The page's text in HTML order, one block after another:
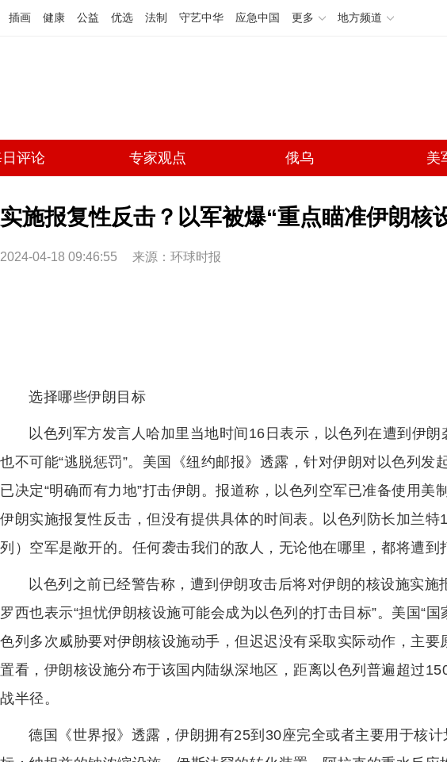
插画 健康 公益 优选 法制 守艺中华 应急中国 更多 地方频道
评论 专家观点 俄乌 美
实施报复性反击？以军被爆“重点瞄准伊朗核
2024-04-18 09:46:55 来源：环球时报
选择哪些伊朗目标
以色列军方发言人哈加里当地时间16日表示，以色列在遭到伊朗
也不可能“逃脱惩罚”。美国《纽约邮报》透露，针对伊朗对以色列发
已决定“明确而有力地”打击伊朗。报道称，以色列空军已准备使用
伊朗实施报复性反击，但没有提供具体的时间表。以色列防长加兰特
列）空军是敞开的。任何袭击我们的敌人，无论他在哪里，都将遭到
以色列之前已经警告称，遭到伊朗攻击后将对伊朗的核设施实施
罗西也表示“担忧伊朗核设施可能会成为以色列的打击目标”。美国“
色列多次威胁要对伊朗核设施动手，但迟迟没有采取实际动作，主要
置看，伊朗核设施分布于该国内陆纵深地区，距离以色列普遍超过
战半径。
德国《世界报》透露，伊朗拥有25到30座完全或者主要用于核